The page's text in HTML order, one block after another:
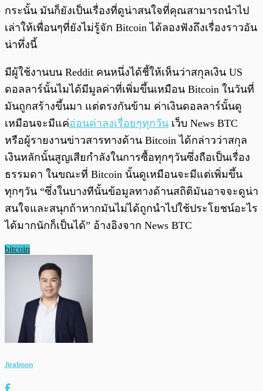
กระนั้น มันก็ยังเป็นเรื่องที่ดูน่าสนใจที่คุณสามารถนำไป
เล่าให้เพื่อนๆที่ยังไม่รู้จัก Bitcoin ได้ลองฟังถึงเรื่องราวอัน
น่าทึ่งนี้
มีผู้ใช้งานบน Reddit คนหนึ่งได้ชี้ให้เห็นว่าสกุลเงิน US
ดอลลาร์นั้นไมได้มีมูลค่าที่เพิ่มขึ้นเหมือน Bitcoin ในวันที่
มันถูกสร้างขึ้นมา แต่ตรงกันข้าม ค่าเงินดอลลาร์นั้นดู
เหมือนจะมีแค่อ่อนค่าลงเรื่อยๆทุกวัน เว็บ News BTC
หรือผู้รายงานข่าวสารทางด้าน Bitcoin ได้กล่าวว่าสกุล
เงินหลักนั้นสูญเสียกำลังในการซื้อทุกๆวันซึ่งถือเป็นเรื่อง
ธรรมดา ในขณะที่ Bitcoin นั้นดูเหมือนจะมีแต่เพิ่มขึ้น
ทุกๆวัน “ซึ่งในบางทีนั้นข้อมูลทางด้านสถิติมันอาจจะดูน่า
สนใจและสนุกถ้าหากมันไม่ได้ถูกนำไปใช้ประโยชน์อะไร
ได้มากนักก็เป็นได้” อ้างอิงจาก News BTC
bitcoin
Jiraboon